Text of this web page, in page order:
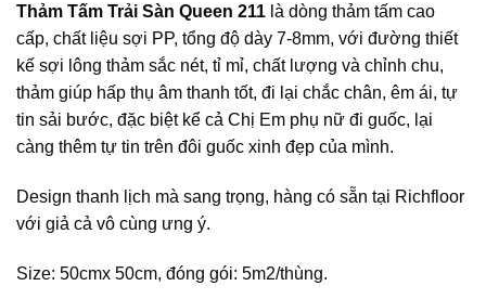
Thảm Tấm Trải Sàn Queen 211 là dòng thảm tấm cao
cấp, chất liệu sợi PP, tổng độ dày 7-8mm, với đường thiết
kế sợi lông thảm sắc nét, tỉ mỉ, chất lượng và chỉnh chu,
thảm giúp hấp thụ âm thanh tốt, đi lại chắc chân, êm ái, tự
tin sải bước, đặc biệt kể cả Chị Em phụ nữ đi guốc, lại
càng thêm tự tin trên đôi guốc xinh đẹp của mình.
Design thanh lịch mà sang trọng, hàng có sẵn tại Richfloor
với giả cả vô cùng ưng ý.
Size: 50cmx 50cm, đóng gói: 5m2/thùng.